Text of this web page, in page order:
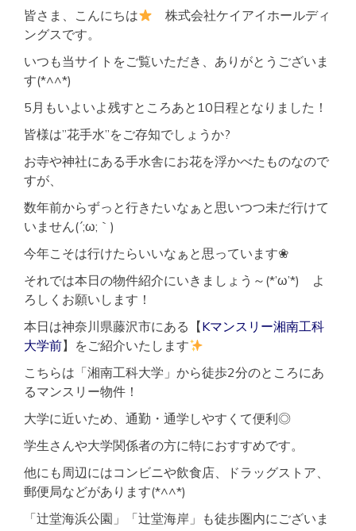
皆さま、こんにちは
株式会社ケイアイホールディ
ングスです。
いつも当サイトをご覧いただき、ありがとうございま
す(*^^*)
5月もいよいよ残すところあと10日程となりました！
皆様は”花手水”をご存知でしょうか?
お寺や神社にある手水舎にお花を浮かべたものなので
すが、
数年前からずっと行きたいなぁと思いつつ未だ行けて
いません(´;ω;｀)
今年こそは行けたらいいなぁと思っています❀
それでは本日の物件紹介にいきましょう～(*’ω’*) よ
ろしくお願いします！
本日は神奈川県藤沢市にある【Kマンスリー湘南工科
大学前】をご紹介いたします
こちらは「湘南工科大学」から徒歩2分のところにあ
るマンスリー物件！
大学に近いため、通勤・通学しやすくて便利◎
学生さんや大学関係者の方に特におすすめです。
他にも周辺にはコンビニや飲食店、ドラッグストア、
郵便局などがあります(*^^*)
「辻堂海浜公園」「辻堂海岸」も徒歩圏内にございま